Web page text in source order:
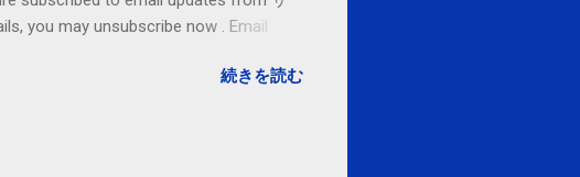
you may unsubscribe now . Email
続きを読む